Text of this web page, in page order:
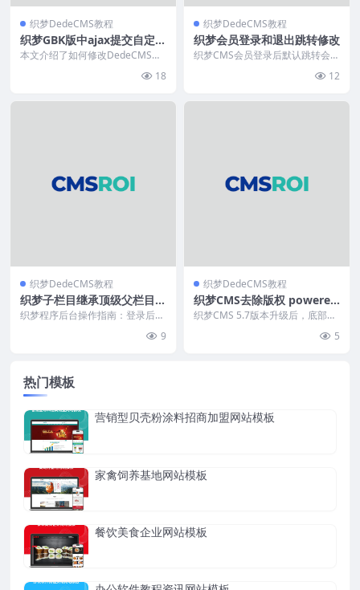
织梦DedeCMS教程
织梦GBK版中ajax提交自定义
表单中文乱码
本文介绍了如何修改DedeCMS中/
18
织梦DedeCMS教程
织梦会员登录和退出跳转修改
织梦CMS会员登录后默认跳转会员
12
织梦DedeCMS教程
织梦子栏目继承顶级父栏目规
则属性
织梦程序后台操作指南：登录后进
9
织梦DedeCMS教程
织梦CMS去除版权 powered
by dedecms方法
织梦CMS 5.7版本升级后，底部版
5
热门模板
营销型贝壳粉涂料招商加盟网站模板
家禽饲养基地网站模板
餐饮美食企业网站模板